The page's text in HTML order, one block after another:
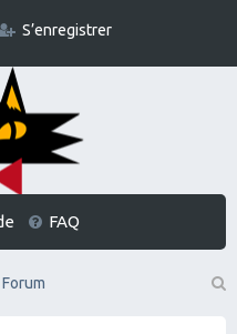
S’enregistrer
FAQ
Forum